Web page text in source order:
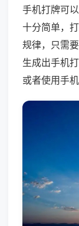
手机打牌可
十分简单，
规律，只需
生成出手机
或者使用手